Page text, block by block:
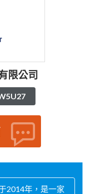
限公司
2014年，是一家